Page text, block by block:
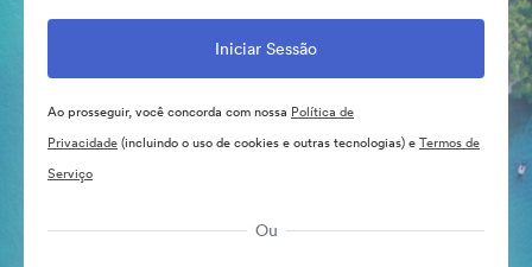
Ao prosseguir, você concorda com nossa Política de
Privacidade(incluindo o uso de cookies e outras tecnologias) eTermos de
Serviço
Ou